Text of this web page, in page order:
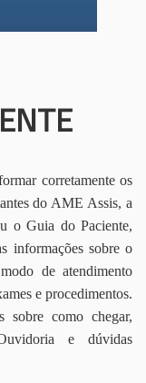
corretamente os
do AME Assis, a
o Guia do Paciente,
informações sobre o
de atendimento
e procedimentos.
sobre como chegar,
e dúvidas